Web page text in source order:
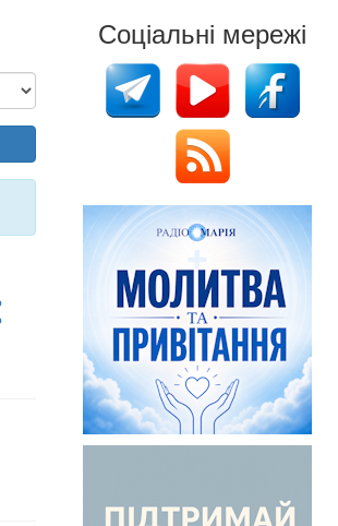
Соціальні мережі